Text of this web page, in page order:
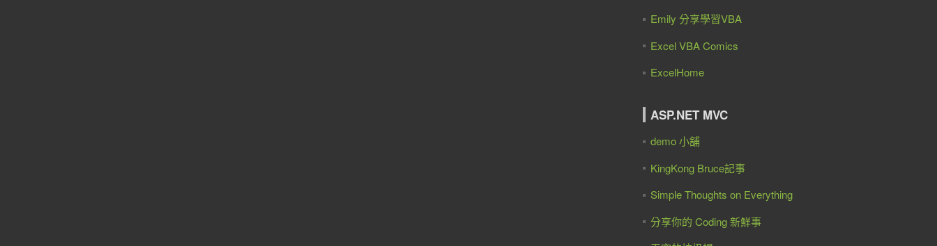
Emily 分享學習VBA
Excel VBA Comics
ExcelHome
ASP.NET MVC
demo 小舖
KingKong Bruce記事
Simple Thoughts on Everything
分享你的 Coding 新鮮事